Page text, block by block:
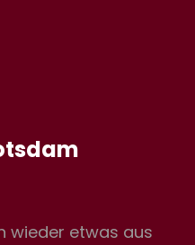
wieder etwas aus